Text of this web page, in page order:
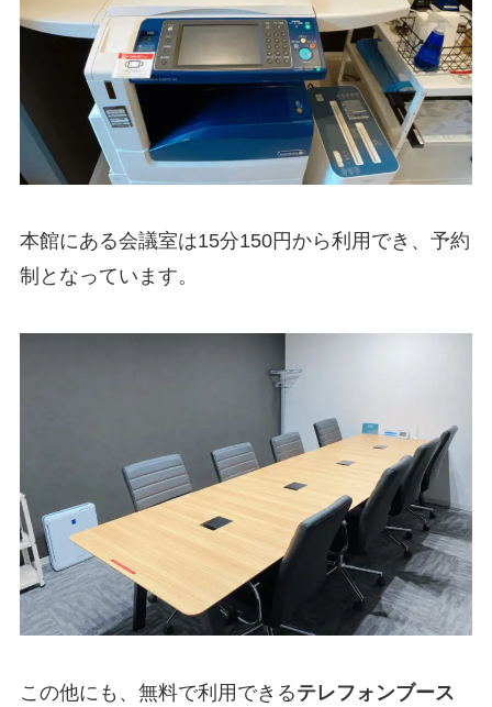
本館にある会議室は15分150円から利用でき、予約
制となっています。
この他にも、無料で利用できるテレフォンブース